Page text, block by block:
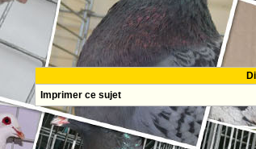
Imprimer ce sujet